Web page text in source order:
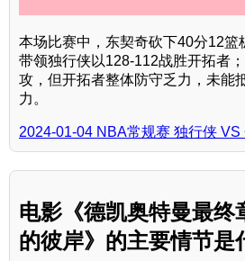
本场比赛中，东契奇砍下40分12篮
带领独行侠以128-112战胜开拓者
攻，但开拓者整体防守乏力，未能
力。
2024-01-04 NBA常规赛 独行侠 VS
电影《德凯奥特曼最终
的彼岸》的主要情节是